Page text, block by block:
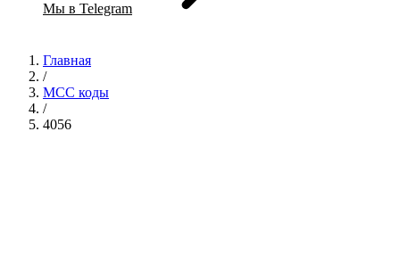
Мы в Telegram
Главная
/
MCC коды
/
4056